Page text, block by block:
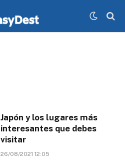
Japón y los lugares más
interesantes que debes
visitar
26/08/2021 12:05